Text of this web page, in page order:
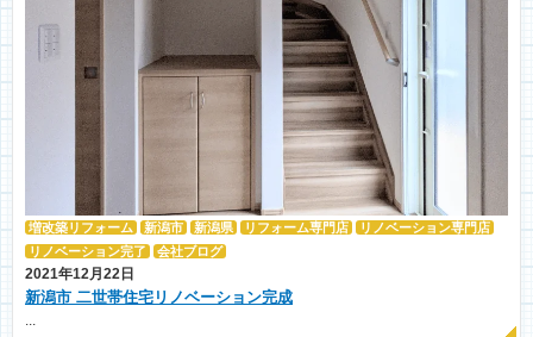
増改築リフォーム 新潟市 新潟県 リフォーム専門店
リノベーション専門店
リノベーション完了
会社ブログ
2021年12月22日
新潟市 二世帯住宅リノベーション完成
...